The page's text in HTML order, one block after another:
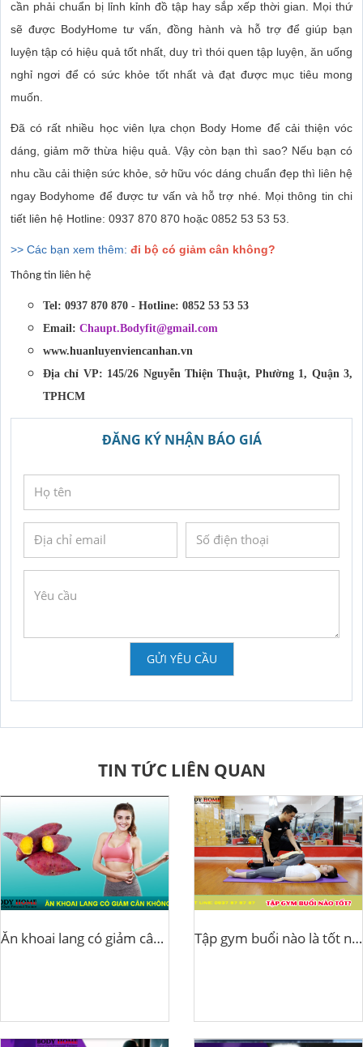
cần phải chuẩn bị lỉnh kỉnh đồ tập hay sắp xếp thời gian. Mọi thứ
sẽ được BodyHome tư vấn, đồng hành và hỗ trợ để giúp bạn
luyện tập có hiệu quả tốt nhất, duy trì thói quen tập luyện, ăn uống
nghỉ ngơi để có sức khỏe tốt nhất và đạt được mục tiêu mong
muốn.
Đã có rất nhiều học viên lựa chọn Body Home để cải thiện vóc
dáng, giảm mỡ thừa hiệu quả. Vậy còn bạn thì sao? Nếu bạn có
nhu cầu cải thiện sức khỏe, sở hữu vóc dáng chuẩn đẹp thì liên hệ
ngay Bodyhome để được tư vấn và hỗ trợ nhé. Mọi thông tin chi
tiết liên hệ Hotline: 0937 870 870 hoặc 0852 53 53 53.
>> Các bạn xem thêm: đi bộ có giảm cân không?
Thông tin liên hệ
Tel: 0937 870 870 - Hotline: 0852 53 53 53
Email: Chaupt.Bodyfit@gmail.com
www.huanluyenviencanhan.vn
Địa chỉ VP: 145/26 Nguyễn Thiện Thuật, Phường 1, Quận 3,
TPHCM
ĐĂNG KÝ NHẬN BÁO GIÁ
GỬI YÊU CẦU
TIN TỨC LIÊN QUAN
Ăn khoai lang có giảm cân không? Tập gym buổi nào là tốt nhất?